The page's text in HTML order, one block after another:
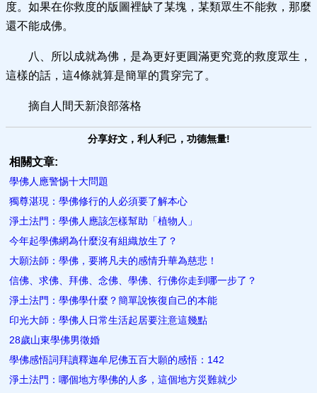
度。如果在你救度的版圖裡缺了某塊，某類眾生不能救，那麼
還不能成佛。
八、所以成就為佛，是為更好更圓滿更究竟的救度眾生，
這樣的話，這4條就算是簡單的貫穿完了。
摘自人間天新浪部落格
分享好文，利人利己，功德無量!
相關文章:
學佛人應警惕十大問題
獨尊湛現：學佛修行的人必須要了解本心
淨土法門：學佛人應該怎樣幫助「植物人」
今年起學佛網為什麼沒有組織放生了？
大願法師：學佛，要將凡夫的感情升華為慈悲！
信佛、求佛、拜佛、念佛、學佛、行佛你走到哪一步了？
淨土法門：學佛學什麼？簡單說恢復自己的本能
印光大師：學佛人日常生活起居要注意這幾點
28歲山東學佛男徵婚
學佛感悟詞拜讀釋迦牟尼佛五百大願的感悟：142
淨土法門：哪個地方學佛的人多，這個地方災難就少